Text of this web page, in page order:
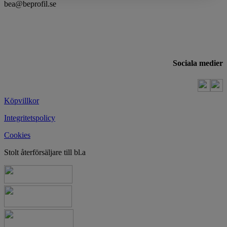
bea@beprofil.se
Sociala medier
Köpvillkor
Integritetspolicy
Cookies
Stolt återförsäljare till bl.a